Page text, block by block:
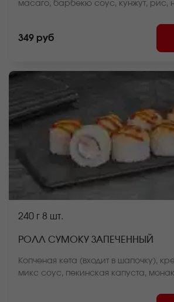
масаго, барбекю соус, кунжут, рис,
349 руб
240 г 8 шт.
РОЛЛ СУМОКУ ЗАПЕЧЕННЫЙ
Копченая кета (входит в шапочку),
микс соус, пекинская капуста, монако